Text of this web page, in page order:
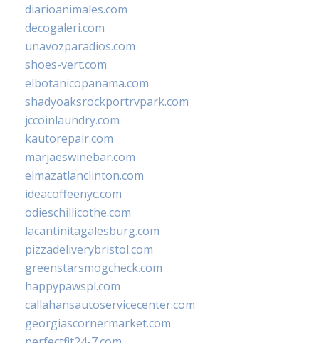
diarioanimales.com
decogaleri.com
unavozparadios.com
shoes-vert.com
elbotanicopanama.com
shadyoaksrockportrvpark.com
jccoinlaundry.com
kautorepair.com
marjaeswinebar.com
elmazatlanclinton.com
ideacoffeenyc.com
odieschillicothe.com
lacantinitagalesburg.com
pizzadeliverybristol.com
greenstarsmogcheck.com
happypawspl.com
callahansautoservicecenter.com
georgiascornermarket.com